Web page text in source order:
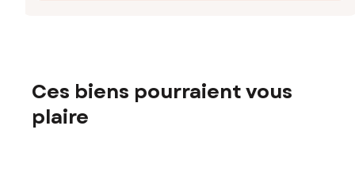
Ces biens pourraient vous
plaire